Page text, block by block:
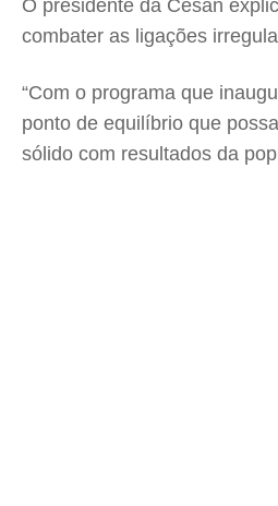
O presidente da Cesan
combater as ligações
“Com o programa que
ponto de equilíbrio que
sólido com resultados da